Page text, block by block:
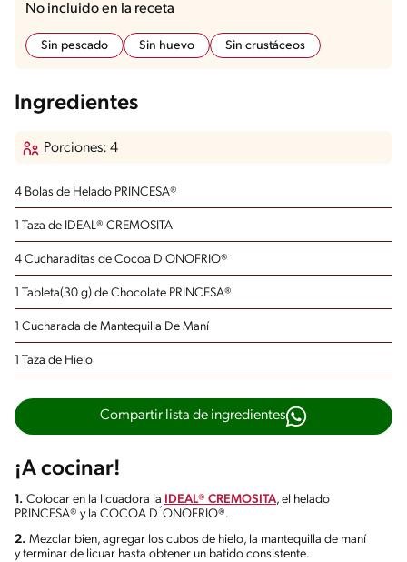
No incluido en la receta
Sin pescado Sin huevo Sin crustáceos
Ingredientes
Porciones: 4
4 Bolas de Helado PRINCESA®
1 Taza de IDEAL® CREMOSITA
4 Cucharaditas de Cocoa D'ONOFRIO®
1 Tableta(30 g) de Chocolate PRINCESA®
1 Cucharada de Mantequilla De Maní
1 Taza de Hielo
Compartir lista de ingredientes
¡A cocinar!
1. Colocar en la licuadora la IDEAL® CREMOSITA, el helado
PRINCESA® y la COCOA D´ONOFRIO®.
2. Mezclar bien, agregar los cubos de hielo, la mantequilla de maní
y terminar de licuar hasta obtener un batido consistente.